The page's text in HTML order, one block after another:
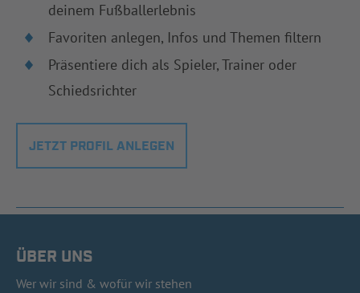
deinem Fußballerlebnis
Favoriten anlegen, Infos und Themen filtern
Präsentiere dich als Spieler, Trainer oder
Schiedsrichter
JETZT PROFIL ANLEGEN
ÜBER UNS
Wer wir sind & wofür wir stehen